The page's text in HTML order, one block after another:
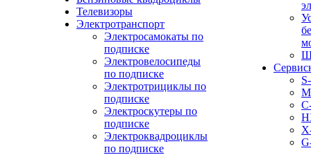
Телевизоры
Электротранспорт
Электросамокаты по
подписке
Электровелосипеды
по подписке
Электротрициклы по
подписке
Электроскутеры по
подписке
Электроквадроциклы
по подписке